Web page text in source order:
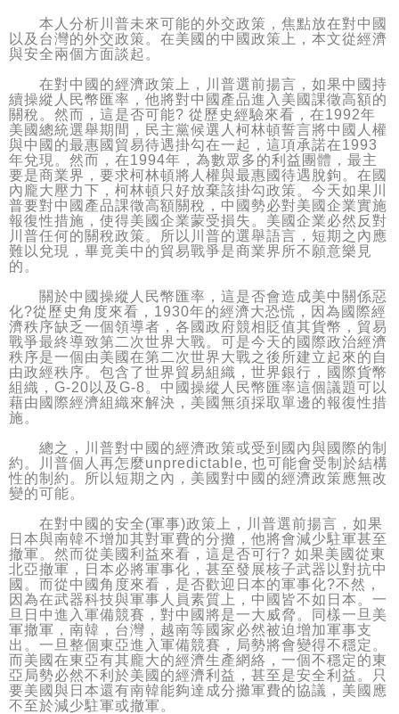
本人分析川普未來可能的外交政策，焦點放在對中國
以及台灣的外交政策。在美國的中國政策上，本文從經濟
與安全兩個方面談起。
在對中國的經濟政策上，川普選前揚言，如果中國持
續操縱人民幣匯率，他將對中國產品進入美國課徵高額的
關稅。然而，這是否可能? 從歷史經驗來看，在1992年
美國總統選舉期間，民主黨候選人柯林頓誓言將中國人權
與中國的最惠國貿易待遇掛勾在一起，這項承諾在1993
年兌現。然而，在1994年，為數眾多的利益團體，最主
要是商業界，要求柯林頓將人權與最惠國待遇脫鉤。在國
內龐大壓力下，柯林頓只好放棄該掛勾政策。今天如果川
普要對中國產品課徵高額關稅，中國勢必對美國企業實施
報復性措施，使得美國企業蒙受損失。美國企業必然反對
川普任何的關稅政策。所以川普的選舉語言，短期之內應
難以兌現，畢竟美中的貿易戰爭是商業界所不願意樂見
的。
關於中國操縱人民幣匯率，這是否會造成美中關係惡
化?從歷史角度來看，1930年的經濟大恐慌，因為國際經
濟秩序缺乏一個領導者，各國政府競相貶值其貨幣，貿易
戰爭最終導致第二次世界大戰。可是今天的國際政治經濟
秩序是一個由美國在第二次世界大戰之後所建立起來的自
由政經秩序。包含了世界貿易組織，世界銀行，國際貨幣
組織，G-20以及G-8。中國操縱人民幣匯率這個議題可以
藉由國際經濟組織來解決，美國無須採取單邊的報復性措
施。
總之，川普對中國的經濟政策或受到國內與國際的制
約。川普個人再怎麼unpredictable, 也可能會受制於結構
性的制約。所以短期之內，美國對中國的經濟政策應無改
變的可能。
在對中國的安全(軍事)政策上，川普選前揚言，如果
日本與南韓不增加其對軍費的分攤，他將會減少駐軍甚至
撤軍。然而從美國利益來看，這是否可行? 如果美國從東
北亞撤軍，日本必將軍事化，甚至發展核子武器以對抗中
國。而從中國角度來看，是否歡迎日本的軍事化?不然，
因為在武器科技與軍事人員素質上，中國皆不如日本。一
旦日中進入軍備競賽，對中國將是一大威脅。同樣一旦美
軍撤軍，南韓，台灣，越南等國家必然被迫增加軍事支
出。一旦整個東亞進入軍備競賽，局勢將會變得不穩定。
而美國在東亞有其龐大的經濟生產網絡，一個不穩定的東
亞局勢必然不利於美國的經濟利益，甚至是安全利益。只
要美國與日本還有南韓能夠達成分攤軍費的協議，美國應
不至於減少駐軍或撤軍。